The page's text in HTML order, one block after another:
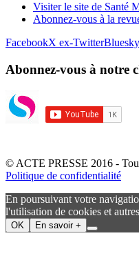
Visiter le site de Santé
Abonnez-vous à la
FacebookX ex-TwitterBluesky
Abonnez-vous à notre
© ACTE PRESSE 2016 -
Politique de confidentialité
En poursuivant votre
l'utilisation de cookies et
OK En savoir +